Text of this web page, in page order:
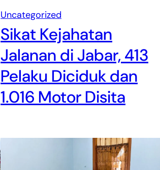
Uncategorized
Sikat Kejahatan
Jalanan di Jabar, 413
Pelaku Diciduk dan
1.016 Motor Disita